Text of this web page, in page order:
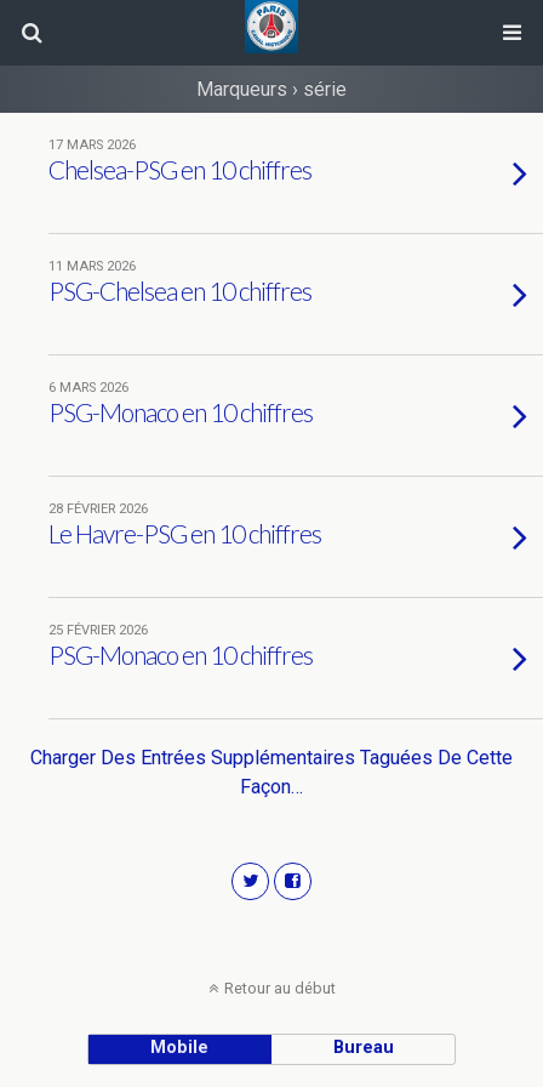
Marqueurs › série
17 MARS 2026
Chelsea-PSG en 10 chiffres
11 MARS 2026
PSG-Chelsea en 10 chiffres
6 MARS 2026
PSG-Monaco en 10 chiffres
28 FÉVRIER 2026
Le Havre-PSG en 10 chiffres
25 FÉVRIER 2026
PSG-Monaco en 10 chiffres
Charger Des Entrées Supplémentaires Taguées De Cette
Façon…
Retour au début
Mobile Bureau